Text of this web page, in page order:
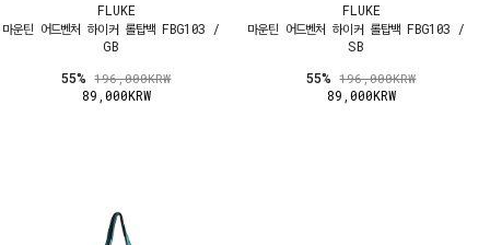
FLUKE
마운틴 어드벤처 하이커 롤탑백 FBG103 /
GB
55%196,000KRW
89,000KRW
FLUKE
마운틴 어드벤처 하이커 롤탑백 FBG103 /
SB
55%196,000KRW
89,000KRW